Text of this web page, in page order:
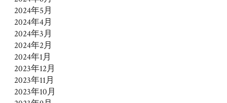
2024年5月
2024年4月
2024年3月
2024年2月
2024年1月
2023年12月
2023年11月
2023年10月